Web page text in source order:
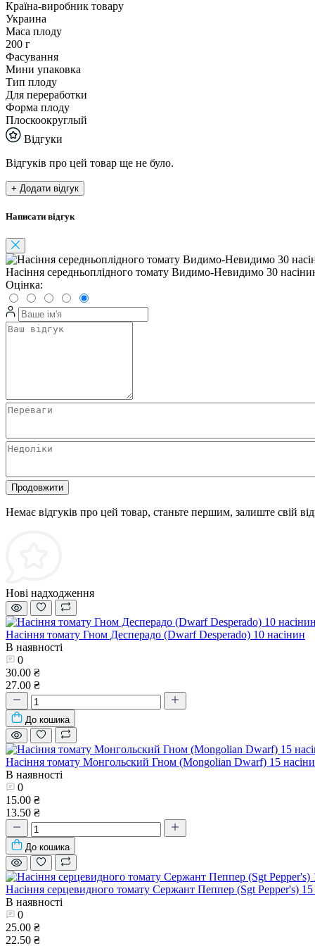
Країна-виробник товару
Украина
Маса плоду
200 г
Фасування
Мини упаковка
Тип плоду
Для переработки
Форма плоду
Плоскоокруглый
Відгуки
Відгуків про цей товар ще не було.
+ Додати відгук
Написати відгук
Насіння середньоплідного томату Видимо-Невидимо 30
Оцінка:
Продовжити
Немає відгуків про цей товар, станьте першим, залиште свій
Нові надходження
Насіння томату Гном Десперадо (Dwarf Desperado) 10 насінин
В наявності
0
30.00 ₴
27.00 ₴
До кошика
Насіння томату Монгольский Гном (Mongolian Dwarf) 15
В наявності
0
15.00 ₴
13.50 ₴
До кошика
Насіння серцевидного томату Сержант Пеппер (Sgt Pepper's) 15
В наявності
0
25.00 ₴
22.50 ₴